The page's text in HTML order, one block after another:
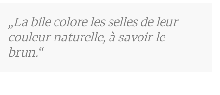
La bile colore les selles de leur
couleur naturelle, à savoir le
brun.